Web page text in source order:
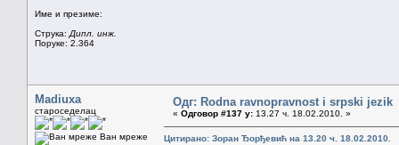
Име и презиме:
Струка: Дипл. инж.
Поруке: 2.364
Madiuxa
староседелац
Ван мреже
Одг: Rodna ravnopravnost i srpski jezik
« Одговор #137 у: 13.27 ч. 18.02.2010. »
Цитирано: Зоран Ђорђевић на 13.20 ч. 18.02.2010.